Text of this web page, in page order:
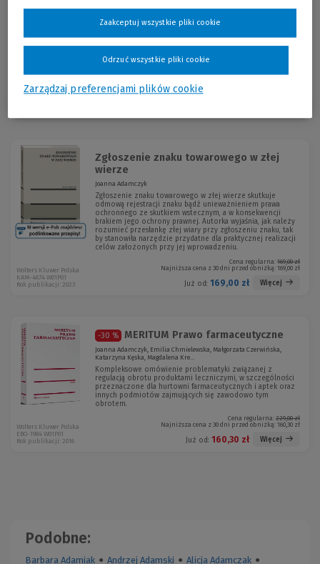
reklamy oraz prawa farmaceutycznego, a także artykułów na temat
reklamy produktów leczniczych.
Zgłoszenie znaku towarowego w złej
wierze
Joanna Adamczyk
Zgłoszenie znaku towarowego w złej wierze skutkuje
odmową rejestracji znaku bądź unieważnieniem prawa
ochronnego ze skutkiem wstecznym, a w konsekwencji
brakiem jego ochrony prawnej. Autorka wyjaśnia, jak należy
rozumieć przesłankę złej wiary przy zgłoszeniu znaku, tak
by stanowiła narzędzie przydatne dla praktycznej realizacji
celów założonych przy jej wprowadzeniu.
Cena regularna: 169,00 zł
Najniższa cena z 30 dni przed obniżką: 169,00 zł
Już od: 169,00 zł Więcej
Wolters Kluwer Polska
KAM-4674 W01P01
Rok publikacji: 2023
-30 % MERITUM Prawo farmaceutyczne
Joanna Adamczyk, Emilia Chmielewska, Małgorzata Czerwińska,
Katarzyna Kęska, Magdalena Kre...
Kompleksowe omówienie problematyki związanej z
regulacją obrotu produktami leczniczymi, w szczególności
przeznaczone dla hurtowni farmaceutycznych i aptek oraz
innych podmiotów zajmujących się zawodowo tym
obrotem.
Cena regularna: 229,00 zł
Najniższa cena z 30 dni przed obniżką: 160,30 zł
Już od: 160,30 zł Więcej
Wolters Kluwer Polska
EBO-1984 W01P01
Rok publikacji: 2016
Podobne:
Barbara Adamiak ● Andrzej Adamski ● Alicja Adamczak ●
Zarządzaj preferencjami plików cookie
Odrzuć wszystkie pliki cookie
Zaakceptuj wszystkie pliki cookie